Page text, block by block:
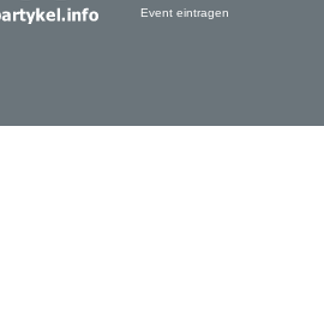
Event eintragen